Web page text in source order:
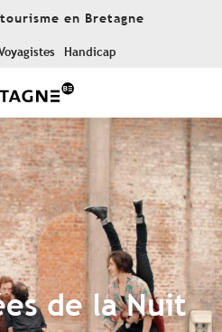
en Bretagne
Handicap
de la Nuit